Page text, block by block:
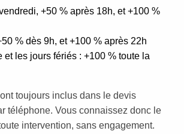
+50 % après 18h, et +100 %
% dès 9h, et +100 % après 22h
et les jours fériés : +100 % toute la
toujours inclus dans le devis
téléphone. Vous connaissez donc le
intervention, sans engagement.